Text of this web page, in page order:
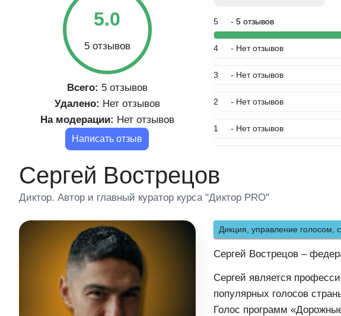
5.0
5 отзывов
Всего: 5 отзывов
Удалено: Нет отзывов
На модерации: Нет отзывов
Написать отзыв
5 -5 отзывов
4 - Нет отзывов
3 - Нет отзывов
2 - Нет отзывов
1 - Нет отзывов
Сергей Вострецов
Диктор. Автор и главный куратор курса "Диктор PRO"
Дикция, управление голосом,
Сергей Вострецов –
Сергей является
популярных голосов
Голос программ